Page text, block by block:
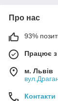
Про нас
93%
Працює з
м. Львів
Контакти